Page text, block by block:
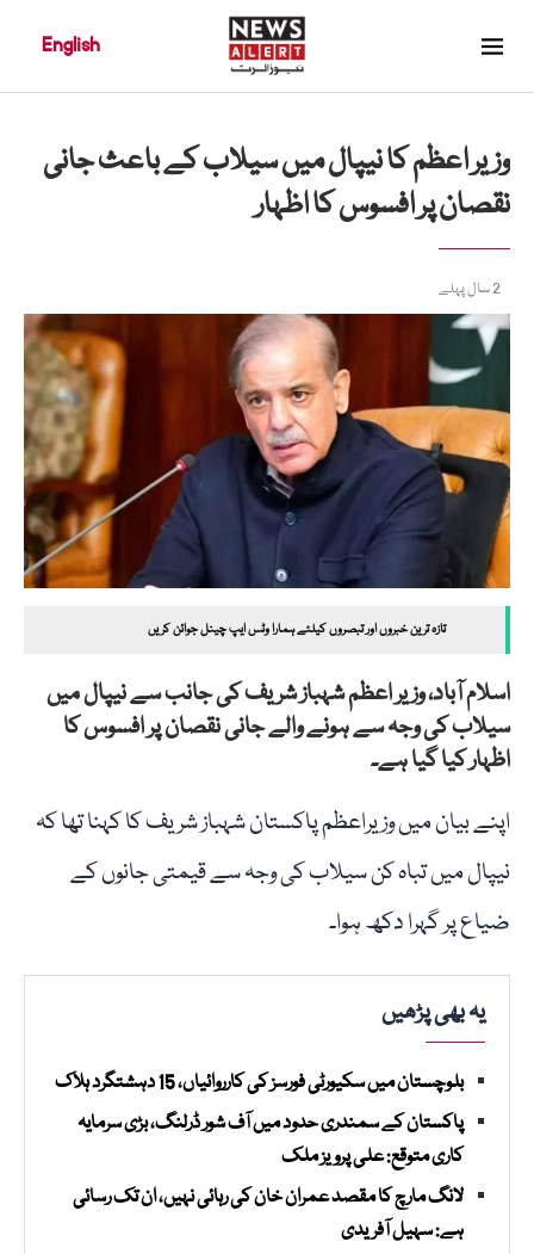
English
وزیر اعظم کا نیپال میں سیلاب کے باعث جانی
نقصان پر افسوس کا اظہار
2 سال پہلے
تازہ ترین خبروں اور تبصروں کیلئے ہمارا وٹس ایپ چینل جوائن کریں
اسلام آباد، وزیر اعظم شہباز شریف کی جانب سے نیپال میں
سیلاب کی وجہ سے ہونے والے جانی نقصان پر افسوس کا
اظہار کیا گیا ہے۔
اپنے بیان میں وزیراعظم پاکستان شہباز شریف کا کہنا تھا کہ
نیپال میں تباہ کن سیلاب کی وجہ سے قیمتی جانوں کے
ضیاع پر گہرا دکھ ہوا۔
یہ بھی پڑھیں
بلوچستان میں سکیورٹی فورسز کی کارروائیاں، 15 دہشتگرد ہلاک
پاکستان کے سمندری حدود میں آف شور ڈرلنگ، بڑی سرمایہ
کاری متوقع: علی پرویز ملک
لانگ مارچ کا مقصد عمران خان کی رہائی نہیں، ان تک رسائی
ہے: سہیل آفریدی